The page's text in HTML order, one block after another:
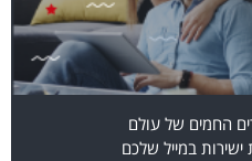
החמים של עולם
במייל שלכם